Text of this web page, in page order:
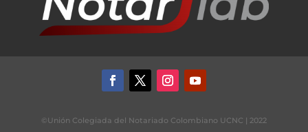
©Unión Colegiada del Notariado Colombiano UCNC | 2022